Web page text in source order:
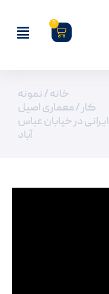
0
خانه/ نمونه
کار/ معماری اصیل
ایرانی در خیابان عباس
آباد